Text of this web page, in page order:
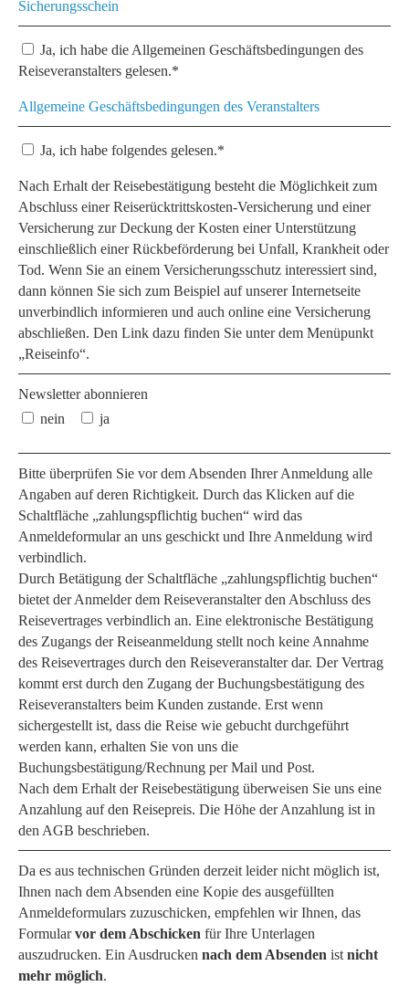
Sicherungsschein
Ja, ich habe die Allgemeinen Geschäftsbedingungen des
Reiseveranstalters gelesen.*
Allgemeine Geschäftsbedingungen des Veranstalters
Ja, ich habe folgendes gelesen.*
Nach Erhalt der Reisebestätigung besteht die Möglichkeit zum
Abschluss einer Reiserücktrittskosten-Versicherung und einer
Versicherung zur Deckung der Kosten einer Unterstützung
einschließlich einer Rückbeförderung bei Unfall, Krankheit oder
Tod. Wenn Sie an einem Versicherungsschutz interessiert sind,
dann können Sie sich zum Beispiel auf unserer Internetseite
unverbindlich informieren und auch online eine Versicherung
abschließen. Den Link dazu finden Sie unter dem Menüpunkt
„Reiseinfo“.
Newsletter abonnieren
nein
ja
Bitte überprüfen Sie vor dem Absenden Ihrer Anmeldung alle
Angaben auf deren Richtigkeit. Durch das Klicken auf die
Schaltfläche „zahlungspflichtig buchen“ wird das
Anmeldeformular an uns geschickt und Ihre Anmeldung wird
verbindlich.
Durch Betätigung der Schaltfläche „zahlungspflichtig buchen“
bietet der Anmelder dem Reiseveranstalter den Abschluss des
Reisevertrages verbindlich an. Eine elektronische Bestätigung
des Zugangs der Reiseanmeldung stellt noch keine Annahme
des Reisevertrages durch den Reiseveranstalter dar. Der Vertrag
kommt erst durch den Zugang der Buchungsbestätigung des
Reiseveranstalters beim Kunden zustande. Erst wenn
sichergestellt ist, dass die Reise wie gebucht durchgeführt
werden kann, erhalten Sie von uns die
Buchungsbestätigung/Rechnung per Mail und Post.
Nach dem Erhalt der Reisebestätigung überweisen Sie uns eine
Anzahlung auf den Reisepreis. Die Höhe der Anzahlung ist in
den AGB beschrieben.
Da es aus technischen Gründen derzeit leider nicht möglich ist,
Ihnen nach dem Absenden eine Kopie des ausgefüllten
Anmeldeformulars zuzuschicken, empfehlen wir Ihnen, das
Formularvor dem Abschicken für Ihre Unterlagen
auszudrucken. Ein Ausdrucken nach dem Absenden ist nicht
mehr möglich.